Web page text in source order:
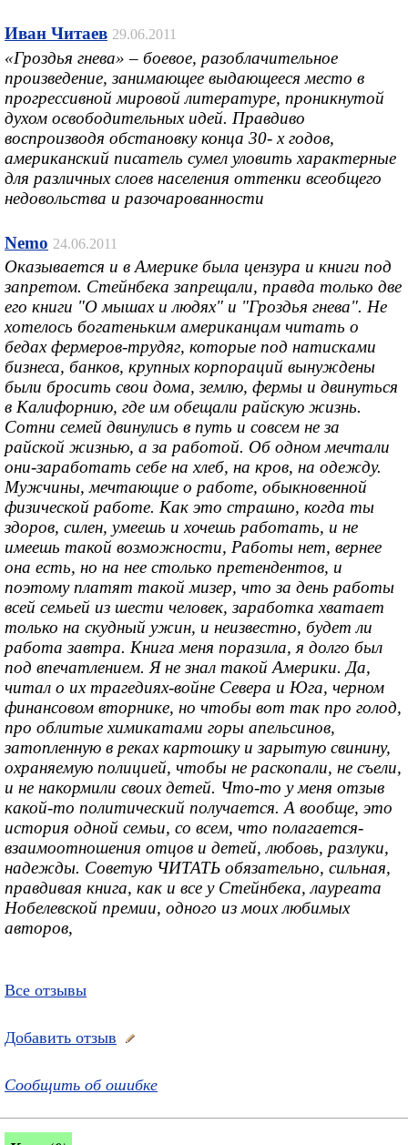
Иван Читаев 29.06.2011
«Гроздья гнева» – боевое, разоблачительное
произведение, занимающее выдающееся место в
прогрессивной мировой литературе, проникнутой
духом освободительных идей. Правдиво
воспроизводя обстановку конца 30- х годов,
американский писатель сумел уловить характерные
для различных слоев населения оттенки всеобщего
недовольства и разочарованности
Nemo 24.06.2011
Оказывается и в Америке была цензура и книги под
запретом. Стейнбека запрещали, правда только две
его книги "О мышах и людях" и "Гроздья гнева". Не
хотелось богатеньким американцам читать о
бедах фермеров-трудяг, которые под натисками
бизнеса, банков, крупных корпораций вынуждены
были бросить свои дома, землю, фермы и двинуться
в Калифорнию, где им обещали райскую жизнь.
Сотни семей двинулись в путь и совсем не за
райской жизнью, а за работой. Об одном мечтали
они-заработать себе на хлеб, на кров, на одежду.
Мужчины, мечтающие о работе, обыкновенной
физической работе. Как это страшно, когда ты
здоров, силен, умеешь и хочешь работать, и не
имеешь такой возможности, Работы нет, вернее
она есть, но на нее столько претендентов, и
поэтому платят такой мизер, что за день работы
всей семьей из шести человек, заработка хватает
только на скудный ужин, и неизвестно, будет ли
работа завтра. Книга меня поразила, я долго был
под впечатлением. Я не знал такой Америки. Да,
читал о их трагедиях-войне Севера и Юга, черном
финансовом вторнике, но чтобы вот так про голод,
про облитые химикатами горы апельсинов,
затопленную в реках картошку и зарытую свинину,
охраняемую полицией, чтобы не раскопали, не съели,
и не накормили своих детей. Что-то у меня отзыв
какой-то политический получается. А вообще, это
история одной семьи, со всем, что полагается-
взаимоотношения отцов и детей, любовь, разлуки,
надежды. Советую ЧИТАТЬ обязательно, сильная,
правдивая книга, как и все у Стейнбека, лауреата
Нобелевской премии, одного из моих любимых
авторов,
Все отзывы
Добавить отзыв
Сообщить об ошибке